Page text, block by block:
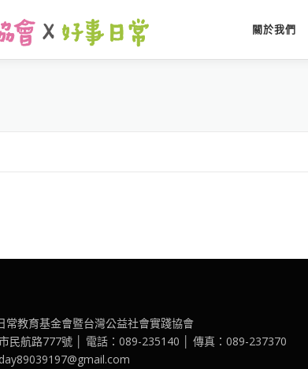
關於我們
常教育基金會暨台灣公益社會實踐協會
民航路777號 │ 電話：089-235140 │ 傳真：089-237370